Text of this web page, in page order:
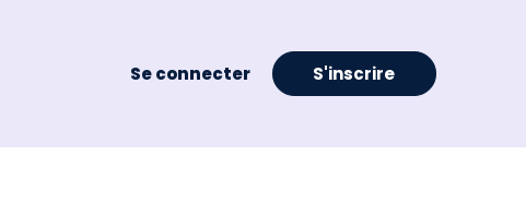
Se connecter S'inscrire